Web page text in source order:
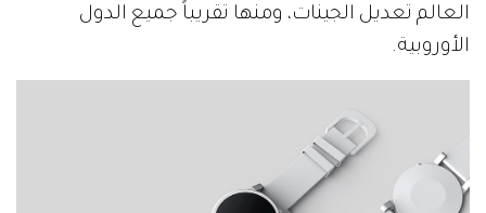
العالم تعديل الجينات، ومنها تقريباً جميع الدول
الأوروبية.